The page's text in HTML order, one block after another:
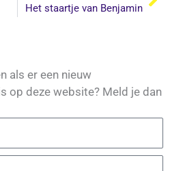
Het staartje van Benjamin
als er een nieuw
op deze website? Meld je dan